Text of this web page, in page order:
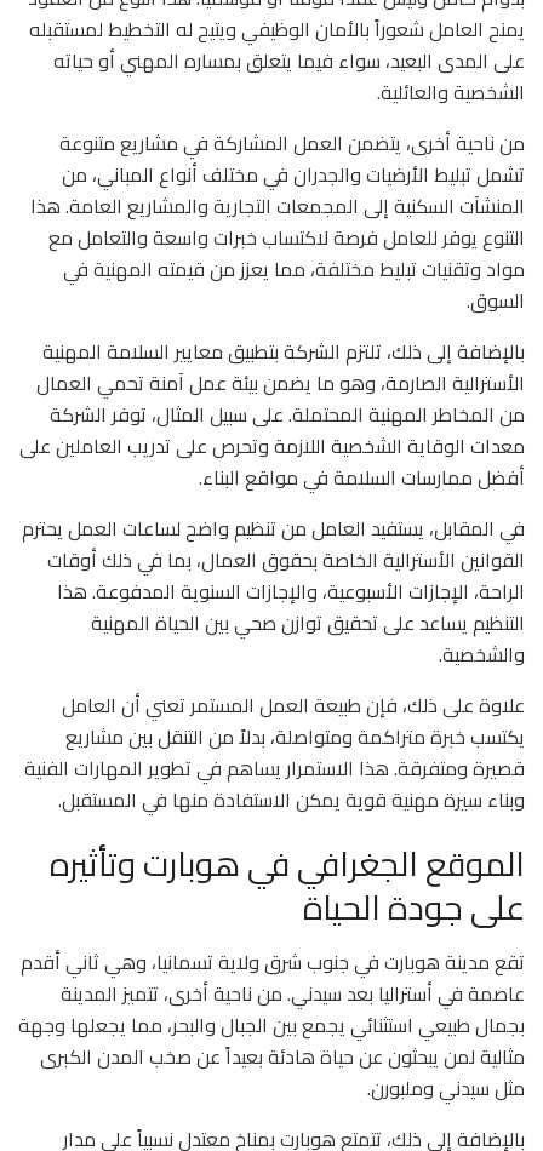
يمنح العامل شعوراً بالأمان الوظيفي ويتيح له التخطيط لمستقبله
على المدى البعيد، سواء فيما يتعلق بمساره المهني أو حياته
الشخصية والعائلية.
من ناحية أخرى، يتضمن العمل المشاركة في مشاريع متنوعة
تشمل تبليط الأرضيات والجدران في مختلف أنواع المباني، من
المنشآت السكنية إلى المجمعات التجارية والمشاريع العامة. هذا
التنوع يوفر للعامل فرصة لاكتساب خبرات واسعة والتعامل مع
مواد وتقنيات تبليط مختلفة، مما يعزز من قيمته المهنية في
السوق.
بالإضافة إلى ذلك، تلتزم الشركة بتطبيق معايير السلامة المهنية
الأسترالية الصارمة، وهو ما يضمن بيئة عمل آمنة تحمي العمال
من المخاطر المهنية المحتملة. على سبيل المثال، توفر الشركة
معدات الوقاية الشخصية اللازمة وتحرص على تدريب العاملين على
أفضل ممارسات السلامة في مواقع البناء.
في المقابل، يستفيد العامل من تنظيم واضح لساعات العمل يحترم
القوانين الأسترالية الخاصة بحقوق العمال، بما في ذلك أوقات
الراحة، الإجازات الأسبوعية، والإجازات السنوية المدفوعة. هذا
التنظيم يساعد على تحقيق توازن صحي بين الحياة المهنية
والشخصية.
علاوة على ذلك، فإن طبيعة العمل المستمر تعني أن العامل
يكتسب خبرة متراكمة ومتواصلة، بدلاً من التنقل بين مشاريع
قصيرة ومتفرقة. هذا الاستمرار يساهم في تطوير المهارات الفنية
وبناء سيرة مهنية قوية يمكن الاستفادة منها في المستقبل.
الموقع الجغرافي في هوبارت وتأثيره
على جودة الحياة
تقع مدينة هوبارت في جنوب شرق ولاية تسمانيا، وهي ثاني أقدم
عاصمة في أستراليا بعد سيدني. من ناحية أخرى، تتميز المدينة
بجمال طبيعي استثنائي يجمع بين الجبال والبحر، مما يجعلها وجهة
مثالية لمن يبحثون عن حياة هادئة بعيداً عن صخب المدن الكبرى
مثل سيدني وملبورن.
بالإضافة إلى ذلك، تتمتع هوبارت بمناخ معتدل نسبياً على مدار